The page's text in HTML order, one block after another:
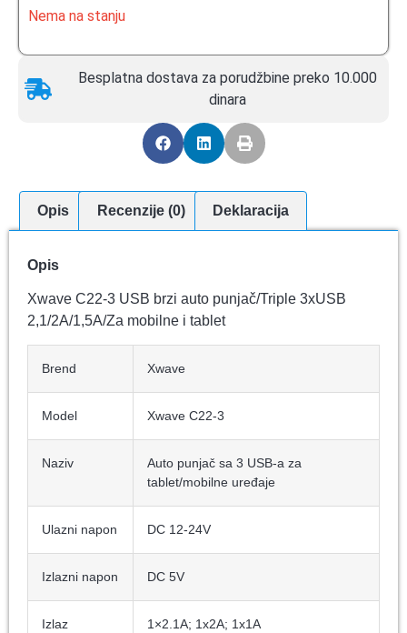
Nema na stanju
Besplatna dostava za porudžbine preko 10.000
dinara
Opis Recenzije (0) Deklaracija
Opis
Xwave C22-3 USB brzi auto punjač/Triple 3xUSB
2,1/2A/1,5A/Za mobilne i tablet
Brend Xwave
Model Xwave C22-3
Naziv
Auto punjač sa 3 USB-a za
tablet/mobilne uređaje
Ulazni napon DC 12-24V
Izlazni napon DC 5V
Izlaz 1×2.1A; 1x2A; 1x1A